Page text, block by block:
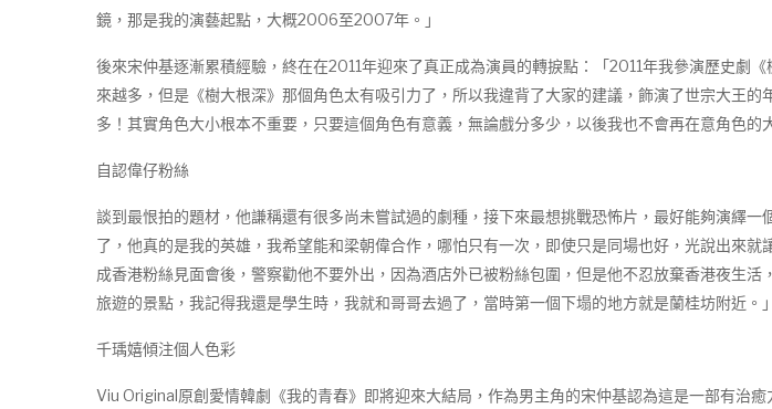
鏡，那是我的演藝起點，大概2006至2007年。」
後來宋仲基逐漸累積經驗，終在在2011年迎來了真正成為演員的轉捩點：「2011年我參演歷史劇
來越多，但是《樹大根深》那個角色太有吸引力了，所以我違背了大家的建議，飾演了世宗大王
多！其實角色大小根本不重要，只要這個角色有意義，無論戲分多少，以後我也不會再在意角色的
自認偉仔粉絲
談到最恨拍的題材，他謙稱還有很多尚未嘗試過的劇種，接下來最想挑戰恐怖片，最好能夠演繹
了，他真的是我的英雄，我希望能和梁朝偉合作，哪怕只有一次，即使只是同場也好，光說出來
成香港粉絲見面會後，警察勸他不要外出，因為酒店外已被粉絲包圍，但是他不忍放棄香港夜生
旅遊的景點，我記得我還是學生時，我就和哥哥去過了，當時第一個下塌的地方就是蘭桂坊附近。」
千瑀嬉傾注個人色彩
Viu Original原創愛情韓劇《我的青春》即將迎來大結局，作為男主角的宋仲基認為這是一部有治